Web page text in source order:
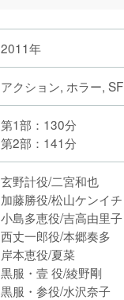
2011年
アクション, ホラー, SF
第1部：130分
第2部：141分
玄野計役/二宮和也
加藤勝役/松山ケンイチ
小島多恵役/吉高由里子
西丈一郎役/本郷奏多
岸本恵役/夏菜
黒服・壹 役/綾野剛
黒服・参役/水沢奈子